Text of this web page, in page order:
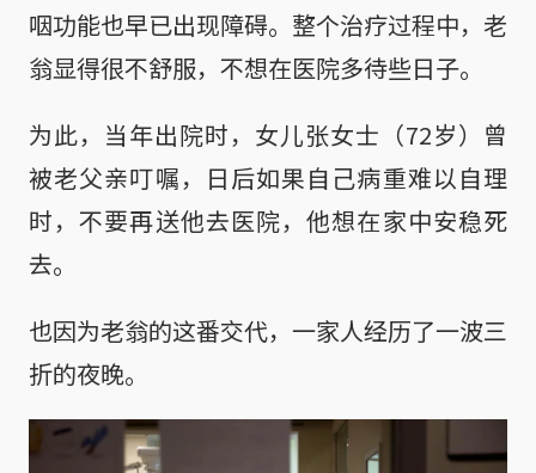
咽功能也早已出现障碍。整个治疗过程中，老
翁显得很不舒服，不想在医院多待些日子。
为此，当年出院时，女儿张女士（72岁）曾
被老父亲叮嘱，日后如果自己病重难以自理
时，不要再送他去医院，他想在家中安稳死
去。
也因为老翁的这番交代，一家人经历了一波三
折的夜晚。